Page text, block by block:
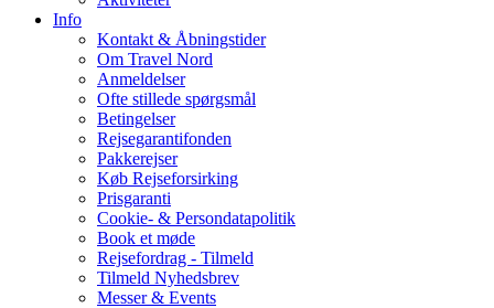
Info
Kontakt & Åbningstider
Om Travel Nord
Anmeldelser
Ofte stillede spørgsmål
Betingelser
Rejsegarantifonden
Pakkerejser
Køb Rejseforsirking
Prisgaranti
Cookie- & Persondatapolitik
Book et møde
Rejsefordrag - Tilmeld
Tilmeld Nyhedsbrev
Messer & Events